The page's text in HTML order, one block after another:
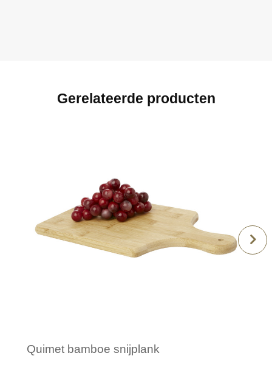
Gerelateerde producten
Quimet bamboe snijplank